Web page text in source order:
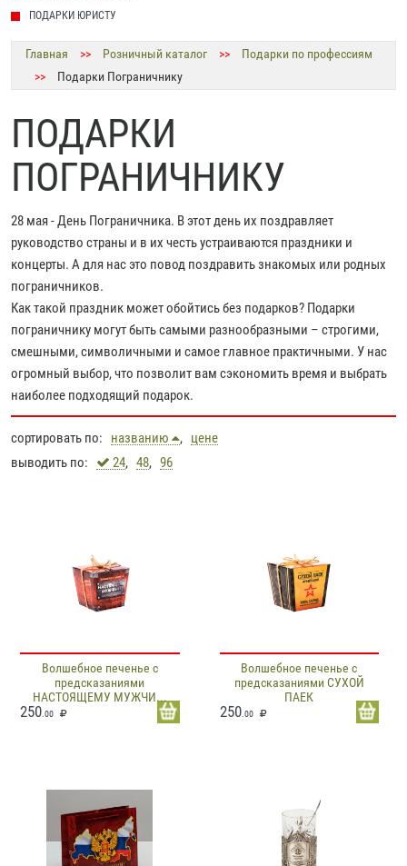
ПОДАРКИ ЮРИСТУ
Главная >> Розничный каталог >>
Подарки по профессиям
>>
Подарки Пограничнику
ПОДАРКИ
ПОГРАНИЧНИКУ
28 мая - День Пограничника. В этот день их поздравляет
руководство страны и в их честь устраиваются праздники и
концерты. А для нас это повод поздравить знакомых или родных
пограничников.
Как такой праздник может обойтись без подарков? Подарки
пограничнику могут быть самыми разнообразными – строгими,
смешными, символичными и самое главное практичными. У нас
огромный выбор, что позволит вам сэкономить время и выбрать
наиболее подходящий подарок.
сортировать по: названию , цене
выводить по:
24, 48, 96
Волшебное печенье с
предсказаниями
НАСТОЯЩЕМУ МУЖЧИ...
250 .00
Волшебное печенье с
предсказаниями СУХОЙ
ПАЕК
250.00